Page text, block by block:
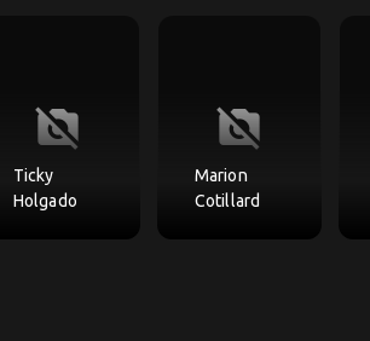
no_photography
Ticky
Holgado
no_photography
Marion
Cotillard